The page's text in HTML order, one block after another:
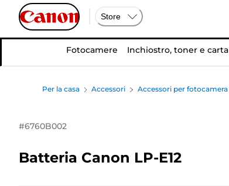
Store
Fotocamere Inchiostro, toner e carta
Per la casa Accessori Accessori per fotocamera
#6760B002
Batteria Canon LP-E12